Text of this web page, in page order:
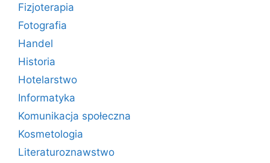
Fizjoterapia
Fotografia
Handel
Historia
Hotelarstwo
Informatyka
Komunikacja społeczna
Kosmetologia
Literaturoznawstwo